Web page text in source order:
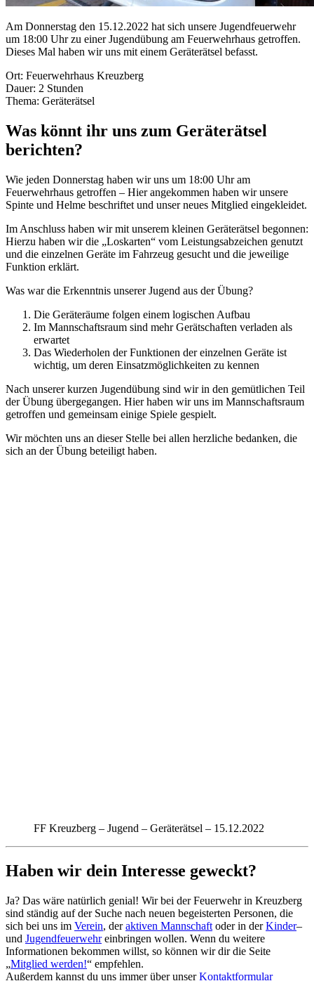
Am Donnerstag den 15.12.2022 hat sich unsere Jugendfeuerwehr
um 18:00 Uhr zu einer Jugendübung am Feuerwehrhaus getroffen.
Dieses Mal haben wir uns mit einem Geräterätsel befasst.
Ort: Feuerwehrhaus Kreuzberg
Dauer: 2 Stunden
Thema: Geräterätsel
Was könnt ihr uns zum Geräterätsel
berichten?
Wie jeden Donnerstag haben wir uns um 18:00 Uhr am
Feuerwehrhaus getroffen – Hier angekommen haben wir unsere
Spinte und Helme beschriftet und unser neues Mitglied eingekleidet.
Im Anschluss haben wir mit unserem kleinen Geräterätsel begonnen:
Hierzu haben wir die „Loskarten“ vom Leistungsabzeichen genutzt
und die einzelnen Geräte im Fahrzeug gesucht und die jeweilige
Funktion erklärt.
Was war die Erkenntnis unserer Jugend aus der Übung?
Die Geräteräume folgen einem logischen Aufbau
Im Mannschaftsraum sind mehr Gerätschaften verladen als
erwartet
Das Wiederholen der Funktionen der einzelnen Geräte ist
wichtig, um deren Einsatzmöglichkeiten zu kennen
Nach unserer kurzen Jugendübung sind wir in den gemütlichen Teil
der Übung übergegangen. Hier haben wir uns im Mannschaftsraum
getroffen und gemeinsam einige Spiele gespielt.
Wir möchten uns an dieser Stelle bei allen herzliche bedanken, die
sich an der Übung beteiligt haben.
FF Kreuzberg – Jugend – Geräterätsel – 15.12.2022
Haben wir dein Interesse geweckt?
Ja? Das wäre natürlich genial! Wir bei der Feuerwehr in Kreuzberg
sind ständig auf der Suche nach neuen begeisterten Personen, die
sich bei uns im Verein, deraktiven Mannschaft oder in derKinder–
und Jugendfeuerwehreinbringen wollen. Wenn du weitere
Informationen bekommen willst, so können wir dir die Seite
„Mitglied werden!“ empfehlen.
Außerdem kannst du uns immer über unserKontaktformular